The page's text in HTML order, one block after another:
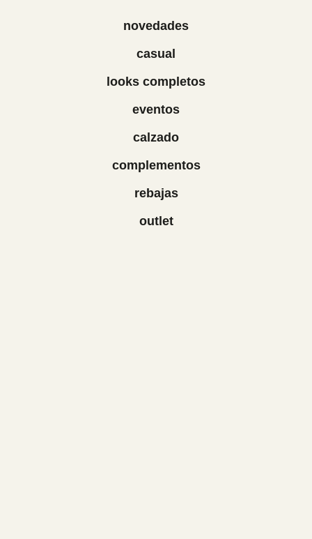
novedades
casual
looks completos
eventos
calzado
complementos
rebajas
outlet